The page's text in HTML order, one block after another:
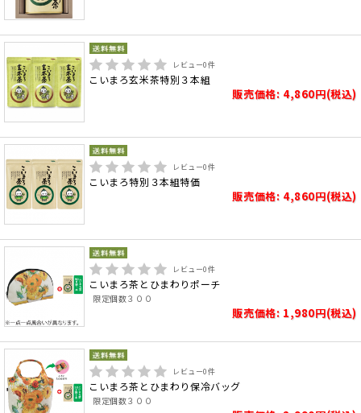
レビュー0件
こいまろ玄米茶特別３本組
販売価格: 4,860円(税込)
レビュー0件
こいまろ特別３本組特価
販売価格: 4,860円(税込)
レビュー0件
こいまろ茶とひまわりポーチ
限定個数３００
販売価格: 1,980円(税込)
レビュー0件
こいまろ茶とひまわり保冷バッグ
限定個数３００